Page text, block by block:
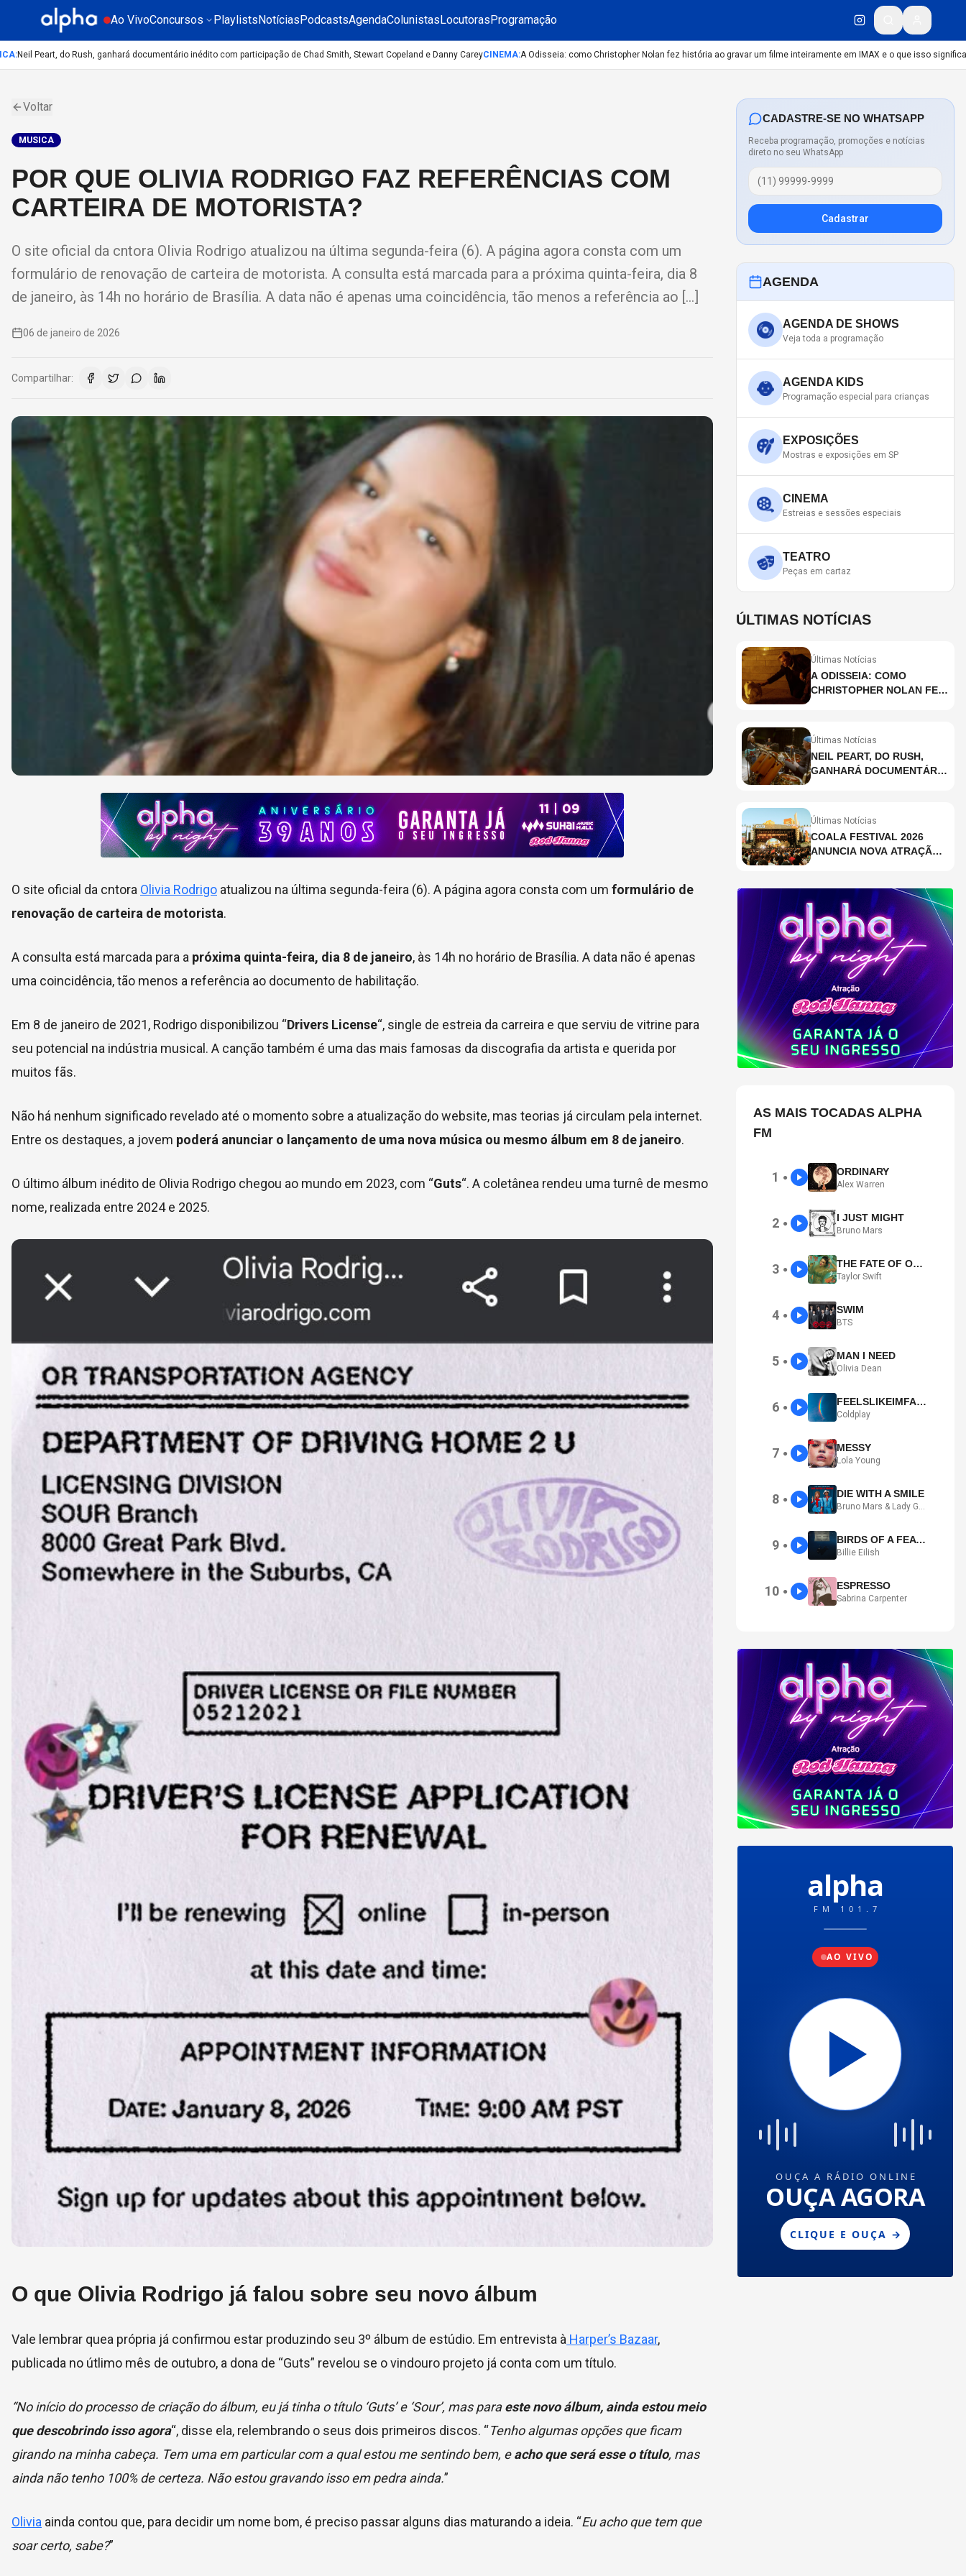
Ao VivoConcursos PlaylistsNotíciasPodcastsAgendaColunistasLocutorasProgramação
Neil Peart, do Rush, ganhará documentário inédito com participação de Chad Smith, Stewart Copeland e Danny CareyCINEMA:A Odisseia: como Christopher Nolan fez história ao gravar um filme inteiramente em IMAX e o que isso significa
Voltar
MUSICA
POR QUE OLIVIA RODRIGO FAZ REFERÊNCIAS COM
CARTEIRA DE MOTORISTA?
O site oficial da cntora Olivia Rodrigo atualizou na última segunda-feira (6). A página agora consta com um
formulário de renovação de carteira de motorista. A consulta está marcada para a próxima quinta-feira, dia 8
de janeiro, às 14h no horário de Brasília. A data não é apenas uma coincidência, tão menos a referência ao […]
06 de janeiro de 2026
Compartilhar:
O site oficial da cntora Olivia Rodrigo atualizou na última segunda-feira (6). A página agora consta com um formulário de
renovação de carteira de motorista.
A consulta está marcada para a próxima quinta-feira, dia 8 de janeiro, às 14h no horário de Brasília. A data não é apenas
uma coincidência, tão menos a referência ao documento de habilitação.
Em 8 de janeiro de 2021, Rodrigo disponibilizou “Drivers License“, single de estreia da carreira e que serviu de vitrine para
seu potencial na indústria musical. A canção também é uma das mais famosas da discografia da artista e querida por
muitos fãs.
Não há nenhum significado revelado até o momento sobre a atualização do website, mas teorias já circulam pela internet.
Entre os destaques, a jovem poderá anunciar o lançamento de uma nova música ou mesmo álbum em 8 de janeiro.
O último álbum inédito de Olivia Rodrigo chegou ao mundo em 2023, com “Guts“. A coletânea rendeu uma turnê de mesmo
nome, realizada entre 2024 e 2025.
O que Olivia Rodrigo já falou sobre seu novo álbum
Vale lembrar quea própria já confirmou estar produzindo seu 3º álbum de estúdio. Em entrevista à Harper’s Bazaar,
publicada no útlimo mês de outubro, a dona de “Guts” revelou se o vindouro projeto já conta com um título.
“No início do processo de criação do álbum, eu já tinha o título ‘Guts’ e ‘Sour’, mas paraeste novo álbum, ainda estou meio
que descobrindo isso agora“, disse ela, relembrando o seus dois primeiros discos. “Tenho algumas opções que ficam
girando na minha cabeça. Tem uma em particular com a qual estou me sentindo bem, eacho que será esse o título, mas
ainda não tenho 100% de certeza. Não estou gravando isso em pedra ainda.”
Olivia ainda contou que, para decidir um nome bom, é preciso passar alguns dias maturando a ideia. “Eu acho que tem que
soar certo, sabe?”
CADASTRE-SE NO WHATSAPP
Receba programação, promoções e notícias
direto no seu WhatsApp
Cadastrar
AGENDA
AGENDA DE SHOWS
Veja toda a programação
AGENDA KIDS
Programação especial para crianças
EXPOSIÇÕES
Mostras e exposições em SP
CINEMA
Estreias e sessões especiais
TEATRO
Peças em cartaz
ÚLTIMAS NOTÍCIAS
Últimas Notícias
A ODISSEIA: COMO
CHRISTOPHER NOLAN FEZ
IMAX E O QUE ISSO
Últimas Notícias
NEIL PEART, DO RUSH,
GANHARÁ DOCUMENTÁRIO
SMITH, STEWART
CAREY
Últimas Notícias
COALA FESTIVAL 2026
ANUNCIA NOVA ATRAÇÃO;
AS MAIS TOCADAS ALPHA
FM
1 ● ORDINARY
Alex Warren
2 ● I JUST MIGHT
Bruno Mars
3 ● THE FATE OF OPHELIA
Taylor Swift
4 ● SWIM
BTS
5 ● MAN I NEED
Olivia Dean
6 ● FEELSLIKEIMFALLINGINLOVE
Coldplay
7 ● MESSY
Lola Young
8 ● DIE WITH A SMILE
Bruno Mars & Lady Gaga
9 ● BIRDS OF A FEATHER
Billie Eilish
10 ● ESPRESSO
Sabrina Carpenter